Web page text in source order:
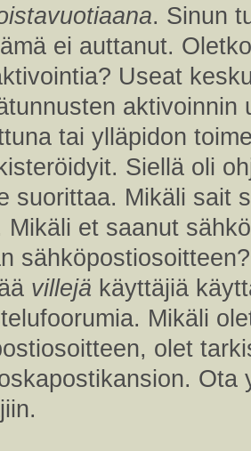
. Sinun
ei auttanut.
Useat
tai ylläpidon
Siellä oli
suorittaa. Mikäli sait
Mikäli et saanut
villejä käyttäjiä
Mikäli
olet
Ota